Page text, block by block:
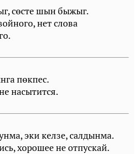
сөсте шын быжыг.
нет слова
пөкпес.
насытится.
эки келзе, салдынма.
хорошее не отпускай.